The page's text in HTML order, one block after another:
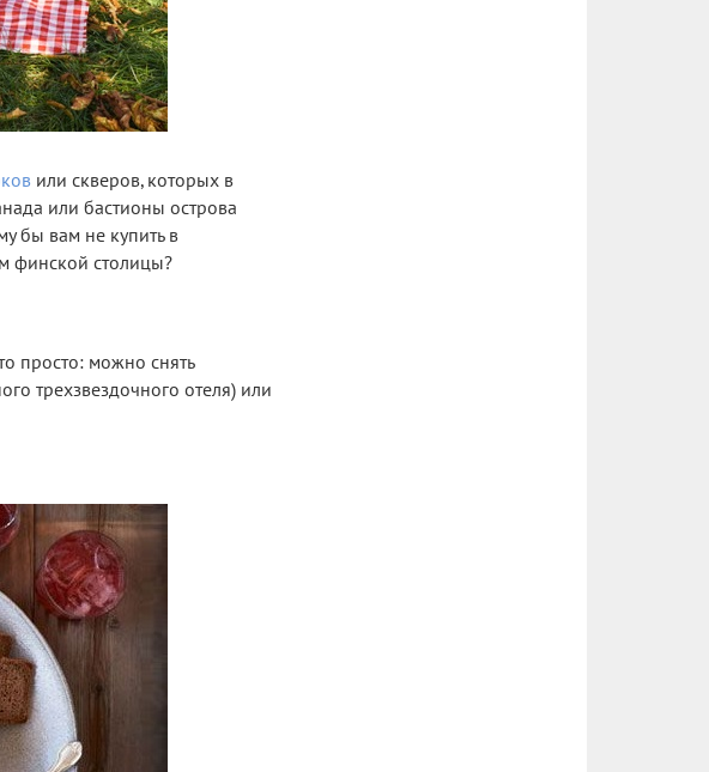
или скверов, которых в
или бастионы острова
бы вам не купить в
финской столицы?
просто: можно снять
трехзвездочного отеля) или